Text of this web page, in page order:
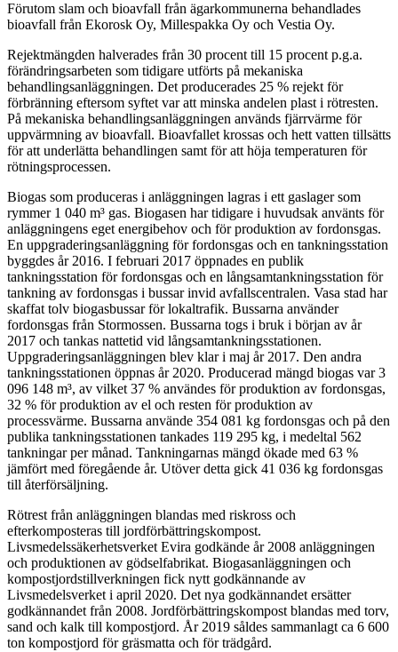
Förutom slam och bioavfall från ägarkommunerna behandlades
bioavfall från Ekorosk Oy, Millespakka Oy och Vestia Oy.
Rejektmängden halverades från 30 procent till 15 procent p.g.a.
förändringsarbeten som tidigare utförts på mekaniska
behandlingsanläggningen. Det producerades 25 % rejekt för
förbränning eftersom syftet var att minska andelen plast i rötresten.
På mekaniska behandlingsanläggningen används fjärrvärme för
uppvärmning av bioavfall. Bioavfallet krossas och hett vatten tillsätts
för att underlätta behandlingen samt för att höja temperaturen för
rötningsprocessen.
Biogas som produceras i anläggningen lagras i ett gaslager som
rymmer 1 040 m³ gas. Biogasen har tidigare i huvudsak använts för
anläggningens eget energibehov och för produktion av fordonsgas.
En uppgraderingsanläggning för fordonsgas och en tankningsstation
byggdes år 2016. I februari 2017 öppnades en publik
tankningsstation för fordonsgas och en långsamtankningsstation för
tankning av fordonsgas i bussar invid avfallscentralen. Vasa stad har
skaffat tolv biogasbussar för lokaltrafik. Bussarna använder
fordonsgas från Stormossen. Bussarna togs i bruk i början av år
2017 och tankas nattetid vid långsamtankningsstationen.
Uppgraderingsanläggningen blev klar i maj år 2017. Den andra
tankningsstationen öppnas år 2020. Producerad mängd biogas var 3
096 148 m³, av vilket 37 % användes för produktion av fordonsgas,
32 % för produktion av el och resten för produktion av
processvärme. Bussarna använde 354 081 kg fordonsgas och på den
publika tankningsstationen tankades 119 295 kg, i medeltal 562
tankningar per månad. Tankningarnas mängd ökade med 63 %
jämfört med föregående år. Utöver detta gick 41 036 kg fordonsgas
till återförsäljning.
Rötrest från anläggningen blandas med riskross och
efterkomposteras till jordförbättringskompost.
Livsmedelssäkerhetsverket Evira godkände år 2008 anläggningen
och produktionen av gödselfabrikat. Biogasanläggningen och
kompostjordstillverkningen fick nytt godkännande av
Livsmedelsverket i april 2020. Det nya godkännandet ersätter
godkännandet från 2008. Jordförbättringskompost blandas med torv,
sand och kalk till kompostjord. År 2019 såldes sammanlagt ca 6 600
ton kompostjord för gräsmatta och för trädgård.